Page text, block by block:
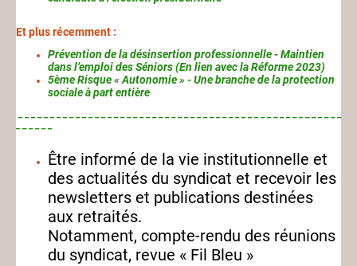
Et plus récemment :
Prévention de la désinsertion professionnelle - Maintien
dans l’emploi des Séniors (En lien avec la Réforme 2023)
5ème Risque « Autonomie » - Une branche de la protection
sociale à part entière
Être informé de la vie institutionnelle et
des actualités du syndicat et recevoir les
newsletters et publications destinées
aux retraités.
Notamment, compte-rendu des réunions
du syndicat, revue « Fil Bleu »